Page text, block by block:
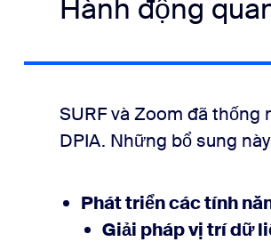
Hành động
SURF và Zoom đã
DPIA. Những bổ sung
Phát triển các tính
Giải pháp vị trí dữ